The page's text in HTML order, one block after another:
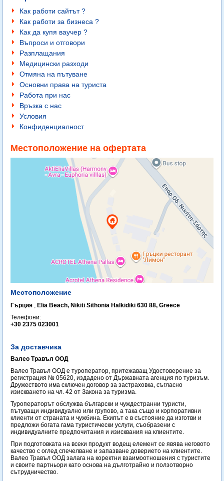
Как работи сайтът ?
Как работи за бизнеса ?
Как да купя ваучер ?
Въпроси и отговори
Разплащания
Медицински разходи
Отмяна на пътуване
Основни права на туриста
Работа при нас
Връзка с нас
Условия
Конфиденциалност
Местоположение на офертата
Местоположение
Гърция , Elia Beach, Nikiti Sithonia Halkidiki 630 88, Greece ‎
Телефони:
+30 2375 023001
За доставчика
Валео Травъл ООД
Валео Травъл ООД е туроператор, притежаващ Удостоверение за
регистрация № 05620, издадено от Държавната агенция по туризъм.
Дружеството има сключен договор за застраховка, съгласно
изискването на чл. 42 от Закона за туризма.
Туроператорът обслужва български и чуждестранни туристи,
пътуващи индивидуално или групово, а така също и корпоративни
клиенти от страната и чужбина. Екипът е в състояние да изготви и
предложи богата гама туристически услуги, съобразени с
индивидуалните предпочитания и изисквания на клиентите.
При подготовката на всеки продукт водещ елемент се явява неговото
качество с оглед спечелване и запазване доверието на клиентите.
Валео Травъл ООД залага на коректни взаимоотношения с туристите
и своите партньори като основа на дълготрайно и ползотворно
сътрудничество.